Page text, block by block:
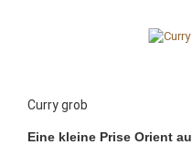
Curry grob
Eine kleine Prise Orient